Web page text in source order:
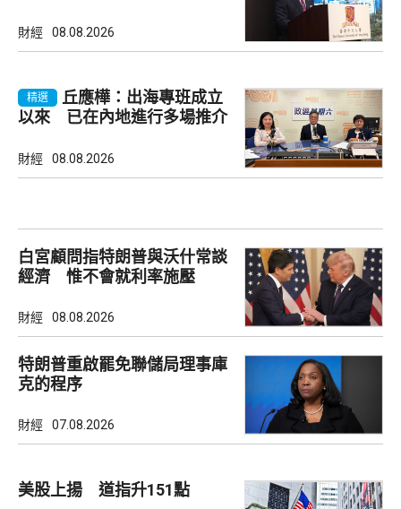
財經 08.08.2026
精選
丘應樺：出海專班成立
以來 已在內地進行多場推介
財經 08.08.2026
白宮顧問指特朗普與沃什常談
經濟 惟不會就利率施壓
財經 08.08.2026
特朗普重啟罷免聯儲局理事庫
克的程序
財經 07.08.2026
美股上揚 道指升151點